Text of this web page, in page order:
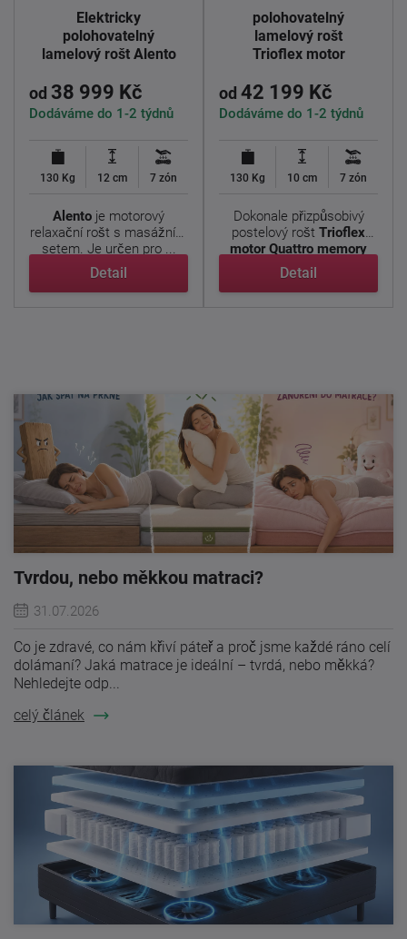
Elektricky
polohovatelný
lamelový rošt Alento
od 38 999 Kč
Dodáváme do 1-2 týdnů
130 Kg 12 cm 7 zón
Alento je motorový
relaxační rošt s masážním
setem. Je určen pro ...
Detail
polohovatelný
lamelový rošt
Trioflex motor
od 42 199 Kč
Dodáváme do 1-2 týdnů
130 Kg 10 cm 7 zón
Dokonale přizpůsobivý
postelový rošt Trioflex
motor Quattro memory
pro ...
Detail
Tvrdou, nebo měkkou matraci?
31.07.2026
Co je zdravé, co nám křiví páteř a proč jsme každé ráno celí
dolámaní? Jaká matrace je ideální – tvrdá, nebo měkká?
Nehledejte odp...
celý článek